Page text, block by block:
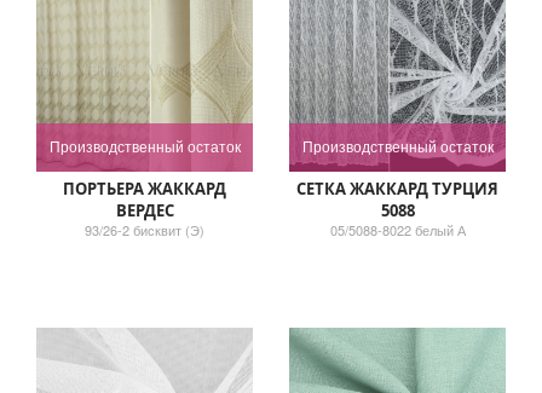
Производственный остаток
ПОРТЬЕРА ЖАККАРД
ВЕРДЕС
93/26-2 бисквит (Э)
Производственный остаток
СЕТКА ЖАККАРД ТУРЦИЯ
5088
05/5088-8022 белый А